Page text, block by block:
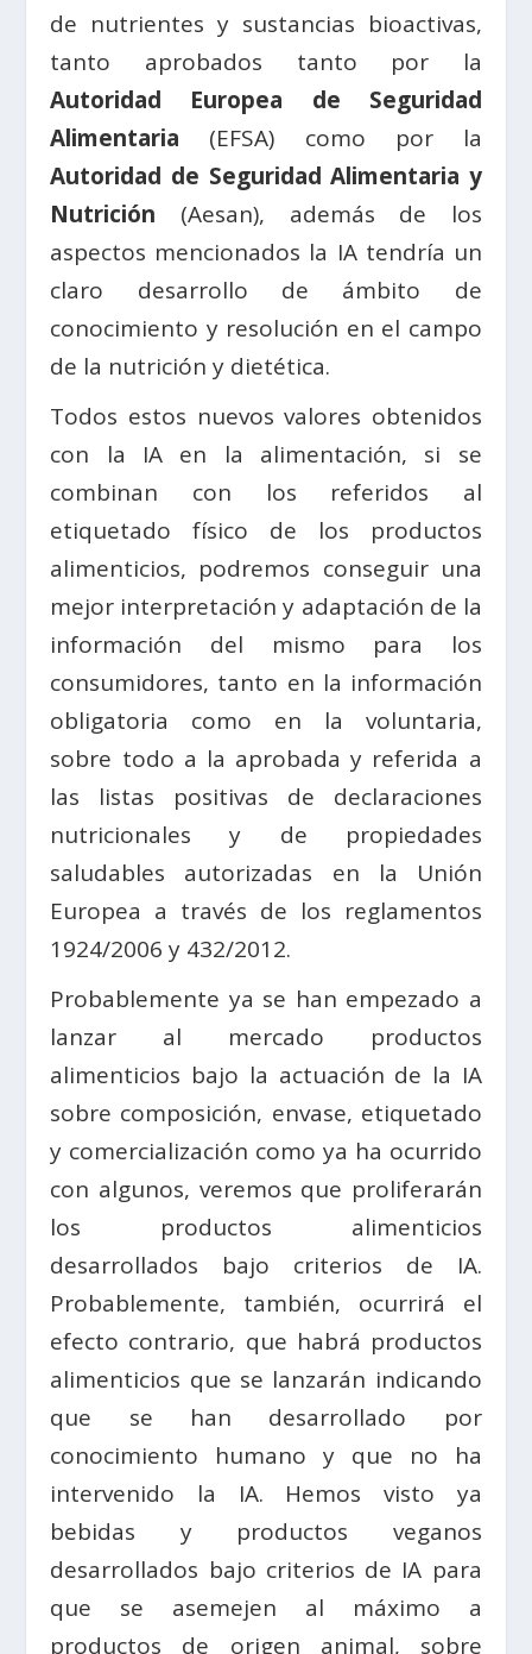
de nutrientes y sustancias bioactivas,
tanto aprobados tanto por la
Autoridad Europea de Seguridad
Alimentaria (EFSA) como por la
Autoridad de Seguridad Alimentaria y
Nutrición (Aesan), además de los
aspectos mencionados la IA tendría un
claro desarrollo de ámbito de
conocimiento y resolución en el campo
de la nutrición y dietética.
Todos estos nuevos valores obtenidos
con la IA en la alimentación, si se
combinan con los referidos al
etiquetado físico de los productos
alimenticios, podremos conseguir una
mejor interpretación y adaptación de la
información del mismo para los
consumidores, tanto en la información
obligatoria como en la voluntaria,
sobre todo a la aprobada y referida a
las listas positivas de declaraciones
nutricionales y de propiedades
saludables autorizadas en la Unión
Europea a través de los reglamentos
1924/2006 y 432/2012.
Probablemente ya se han empezado a
lanzar al mercado productos
alimenticios bajo la actuación de la IA
sobre composición, envase, etiquetado
y comercialización como ya ha ocurrido
con algunos, veremos que proliferarán
los productos alimenticios
desarrollados bajo criterios de IA.
Probablemente, también, ocurrirá el
efecto contrario, que habrá productos
alimenticios que se lanzarán indicando
que se han desarrollado por
conocimiento humano y que no ha
intervenido la IA. Hemos visto ya
bebidas y productos veganos
desarrollados bajo criterios de IA para
que se asemejen al máximo a
productos de origen animal, sobre